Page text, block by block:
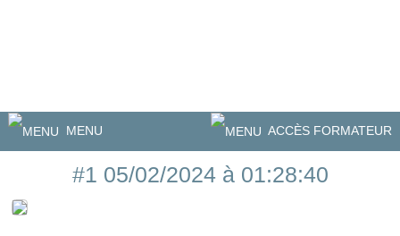
MENU ACCÈS FORMATEUR
#1 05/02/2024 à 01:28:40